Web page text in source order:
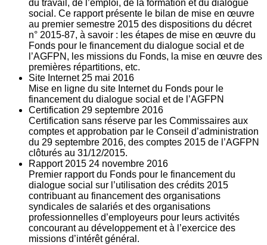
du travail, de l’emploi, de la formation et du dialogue
social. Ce rapport présente le bilan de mise en œuvre
au premier semestre 2015 des dispositions du décret
n° 2015-87, à savoir : les étapes de mise en œuvre du
Fonds pour le financement du dialogue social et de
l’AGFPN, les missions du Fonds, la mise en œuvre des
premières répartitions, etc.
Site Internet 25 mai 2016
Mise en ligne du site Internet du Fonds pour le
financement du dialogue social et de l’AGFPN
Certification 29 septembre 2016
Certification sans réserve par les Commissaires aux
comptes et approbation par le Conseil d’administration
du 29 septembre 2016, des comptes 2015 de l’AGFPN
clôturés au 31/12/2015.
Rapport 2015 24 novembre 2016
Premier rapport du Fonds pour le financement du
dialogue social sur l’utilisation des crédits 2015
contribuant au financement des organisations
syndicales de salariés et des organisations
professionnelles d’employeurs pour leurs activités
concourant au développement et à l’exercice des
missions d’intérêt général.